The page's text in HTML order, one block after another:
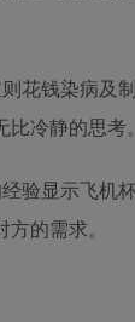
钱染病及
冷静的思考。
显示飞机
的需求。